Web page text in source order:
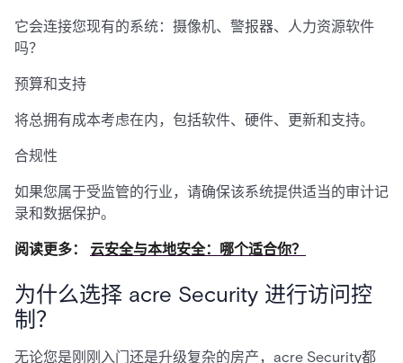
它会连接您现有的系统：摄像机、警报器、人力资源软件
吗？
预算和支持
将总拥有成本考虑在内，包括软件、硬件、更新和支持。
合规性
如果您属于受监管的行业，请确保该系统提供适当的审计记
录和数据保护。
阅读更多： 云安全与本地安全：哪个适合你？
为什么选择 acre Security 进行访问控
制？
无论您是刚刚入门还是升级复杂的房产，acre Security都